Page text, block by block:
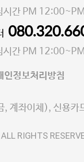
대로4다길 41 마포
울마포-3931호
스 에스크로 서비
시간 PM
시간 PM
인정보처리방침
계좌이체), 신용카
RIGHTS